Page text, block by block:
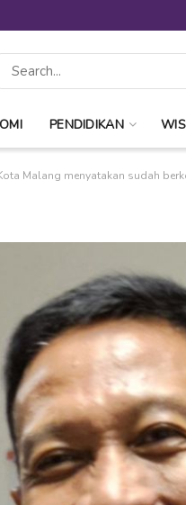
PENDIDIKAN
Malang menyatakan sudah